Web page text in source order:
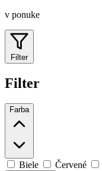
v ponuke
Filter
Filter
Farba
Biele Červené